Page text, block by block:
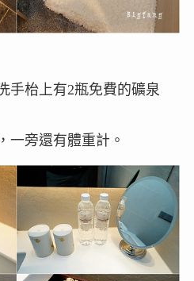
手枱上有2瓶免費的礦泉
一旁還有體重計。